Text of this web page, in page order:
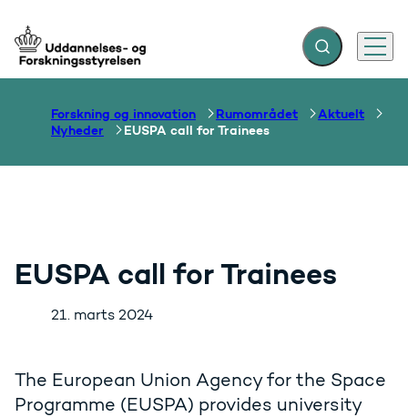
Gå til forsiden Fold søgefelt ud
Menu
Forskning og innovation Rumområdet
Aktuelt
Nyheder
EUSPA call for Trainees
EUSPA call for Trainees
21. marts 2024
The European Union Agency for the Space
Programme (EUSPA) provides university